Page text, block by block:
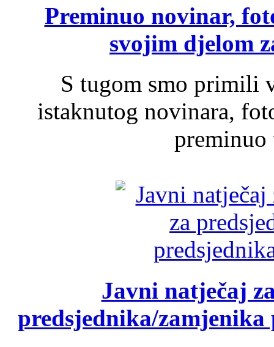
Preminuo novinar,
svojim djelom
S tugom smo primili
istaknutog novinara,
Javni natječaj
predsjednika/